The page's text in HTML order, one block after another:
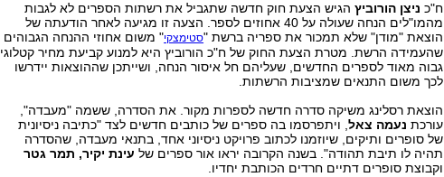
ח"כ ניצן הורוביץהגיש הצעת חוק חדשה שתגביל את רשתות הספרים לא לגבות
מהמו"לים הנחה שעולה על 40 אחוזים לספר. הצעה זו מגיעה לאחר הודעתה של
הוצאת "מודן" שלא תמכור את ספריה ברשת "סטימצקי" משום אחוזי ההנחה הגבוהים
שהעמידה הרשת. מטרת הצעת החוק של ח"כ הורוביץ היא למנוע קביעת מחיר קטלוגי
גבוה מאוד לספרים החדשים, שעליהם חל איסור הנחה, ושייתכן שההוצאות יידרשו
לכך משום התנאים שמציבות הרשתות.
הוצאת רסלינג משיקה סדרה חדשה לספרות מקור. את הסדרה, ששמה "מעבדה",
עורכת נעמה צאל, ויתפרסמו בה ספרים של כותבים חדשים לצד "כתיבה ניסיונית
של סופרים ותיקים, שיוזמנו לכתוב פרויקט ניסיוני אחד, בתנאי מעבדה, שהסדרה
תהיה לו תיבת תהודה". בשנה הקרובה יראו אור ספרים של עינת יקיר, תמר גטר
וקבוצת סופרים דתיים חרדים הכותבת יחדיו.